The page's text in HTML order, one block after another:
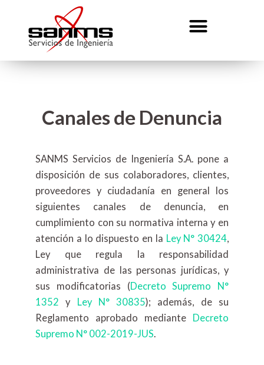
Canales de Denuncia
SANMS Servicios de Ingeniería S.A. pone a
disposición de sus colaboradores, clientes,
proveedores y ciudadanía en general los
siguientes canales de denuncia, en
cumplimiento con su normativa interna y en
atención a lo dispuesto en la Ley N° 30424,
Ley que regula la responsabilidad
administrativa de las personas jurídicas, y
sus modificatorias (Decreto Supremo N°
1352 y Ley N° 30835); además, de su
Reglamento aprobado mediante Decreto
Supremo N° 002-2019-JUS.